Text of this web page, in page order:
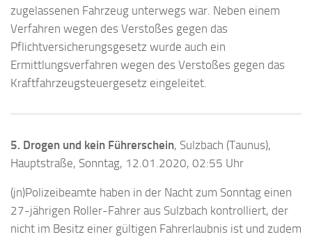
zugelassenen Fahrzeug unterwegs war. Neben einem
Verfahren wegen des Verstoßes gegen das
Pflichtversicherungsgesetz wurde auch ein
Ermittlungsverfahren wegen des Verstoßes gegen das
Kraftfahrzeugsteuergesetz eingeleitet.
5. Drogen und kein Führerschein, Sulzbach (Taunus),
Hauptstraße, Sonntag, 12.01.2020, 02:55 Uhr
(jn)Polizeibeamte haben in der Nacht zum Sonntag einen
27-jährigen Roller-Fahrer aus Sulzbach kontrolliert, der
nicht im Besitz einer gültigen Fahrerlaubnis ist und zudem